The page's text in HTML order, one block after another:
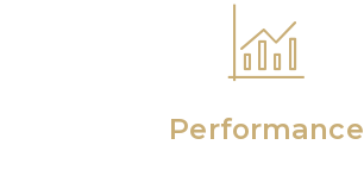
Performance